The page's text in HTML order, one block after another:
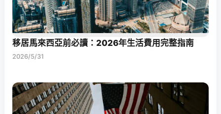
移居馬來西亞前必讀：2026年生活費用完整指南
2026/5/31